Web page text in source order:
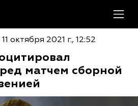
11 октября 2021 г., 12:52
матчем сборной